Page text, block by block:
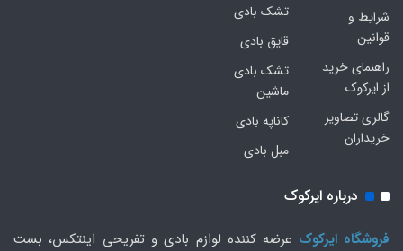
شرایط و
قوانین
راهنمای خرید
از ایرکوک
گالری تصاویر
خریداران
تشک بادی
قایق بادی
تشک بادی
ماشین
کاناپه بادی
مبل بادی
درباره ایرکوک
فروشگاه ایرکوک عرضه کننده لوازم بادی و تفریحی اینتکس، بست